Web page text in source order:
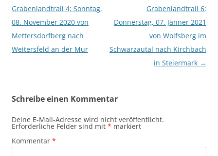
Grabenlandtrail 4; Sonntag,
08. November 2020 von
Mettersdorfberg nach
Weitersfeld an der Mur
Grabenlandtrail 6;
Donnerstag, 07. Jänner 2021
von Wolfsberg im
Schwarzautal nach Kirchbach
in Steiermark →
Schreibe einen Kommentar
Deine E-Mail-Adresse wird nicht veröffentlicht.
Erforderliche Felder sind mit * markiert
Kommentar *